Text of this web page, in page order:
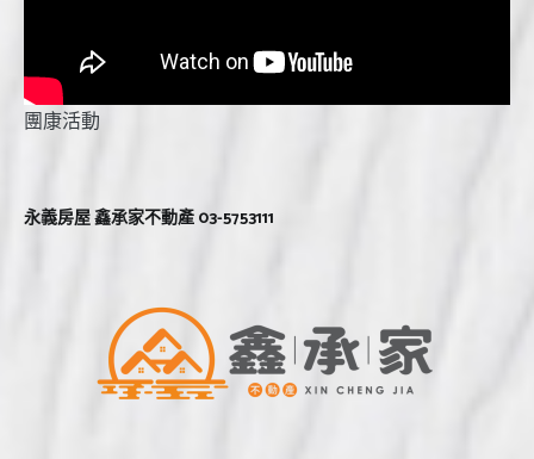
團康活動
永義房屋 鑫承家不動產 03-5753111